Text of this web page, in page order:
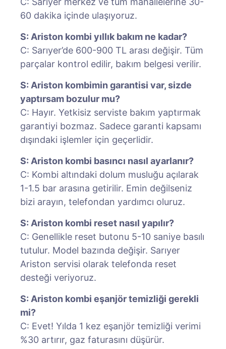
60 dakika içinde ulaşıyoruz.
S: Ariston kombi yıllık bakım ne kadar?
C: Sarıyer’de 600-900 TL arası değişir. Tüm
parçalar kontrol edilir, bakım belgesi verilir.
S: Ariston kombimin garantisi var, sizde
yaptırsam bozulur mu?
C: Hayır. Yetkisiz serviste bakım yaptırmak
garantiyi bozmaz. Sadece garanti kapsamı
dışındaki işlemler için geçerlidir.
S: Ariston kombi basıncı nasıl ayarlanır?
C: Kombi altındaki dolum musluğu açılarak
1-1.5 bar arasına getirilir. Emin değilseniz
bizi arayın, telefondan yardımcı oluruz.
S: Ariston kombi reset nasıl yapılır?
C: Genellikle reset butonu 5-10 saniye basılı
tutulur. Model bazında değişir. Sarıyer
Ariston servisi olarak telefonda reset
desteği veriyoruz.
S: Ariston kombi eşanjör temizliği gerekli
mi?
C: Evet! Yılda 1 kez eşanjör temizliği verimi
%30 artırır, gaz faturasını düşürür.